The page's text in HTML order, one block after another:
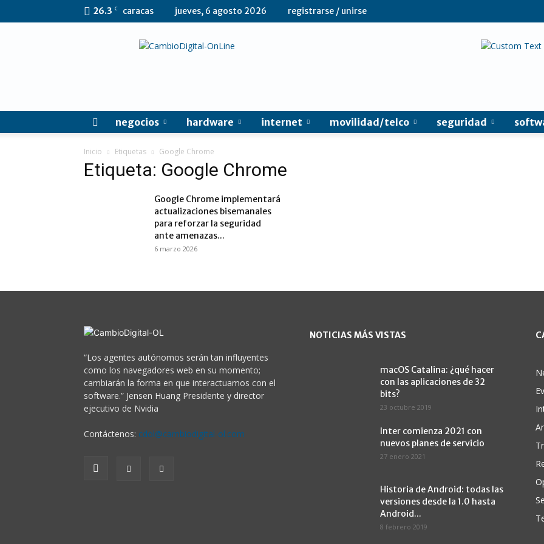
26.3 C caracas jueves, 6 agosto 2026 registrarse / unirse
CambioDigital
negocios hardware internet movilidad/telco seguridad
Inicio Etiquetas Google Chrome
Etiqueta: Google Chrome
Google Chrome implementará
actualizaciones bisemanales
para reforzar la seguridad
ante amenazas...
6 marzo 2026
“Los agentes autónomos serán tan influyentes
como los navegadores web en su momento;
cambiarán la forma en que interactuamos con el
software.” Jensen Huang Presidente y director
ejecutivo de Nvidia
Contáctenos: cdol@cambiodigital-ol.com
NOTICIAS MÁS VISTAS
macOS Catalina: ¿qué hacer
con las aplicaciones de 32
bits?
23 octubre 2019
Inter comienza 2021 con
nuevos planes de servicio
27 enero 2021
Historia de Android: todas las
versiones desde la 1.0 hasta
Android...
8 febrero 2019